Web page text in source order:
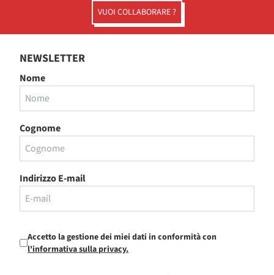
VUOI COLLABORARE ?
NEWSLETTER
Nome
Cognome
Indirizzo E-mail
Accetto la gestione dei miei dati in conformità con
l'informativa sulla privacy.